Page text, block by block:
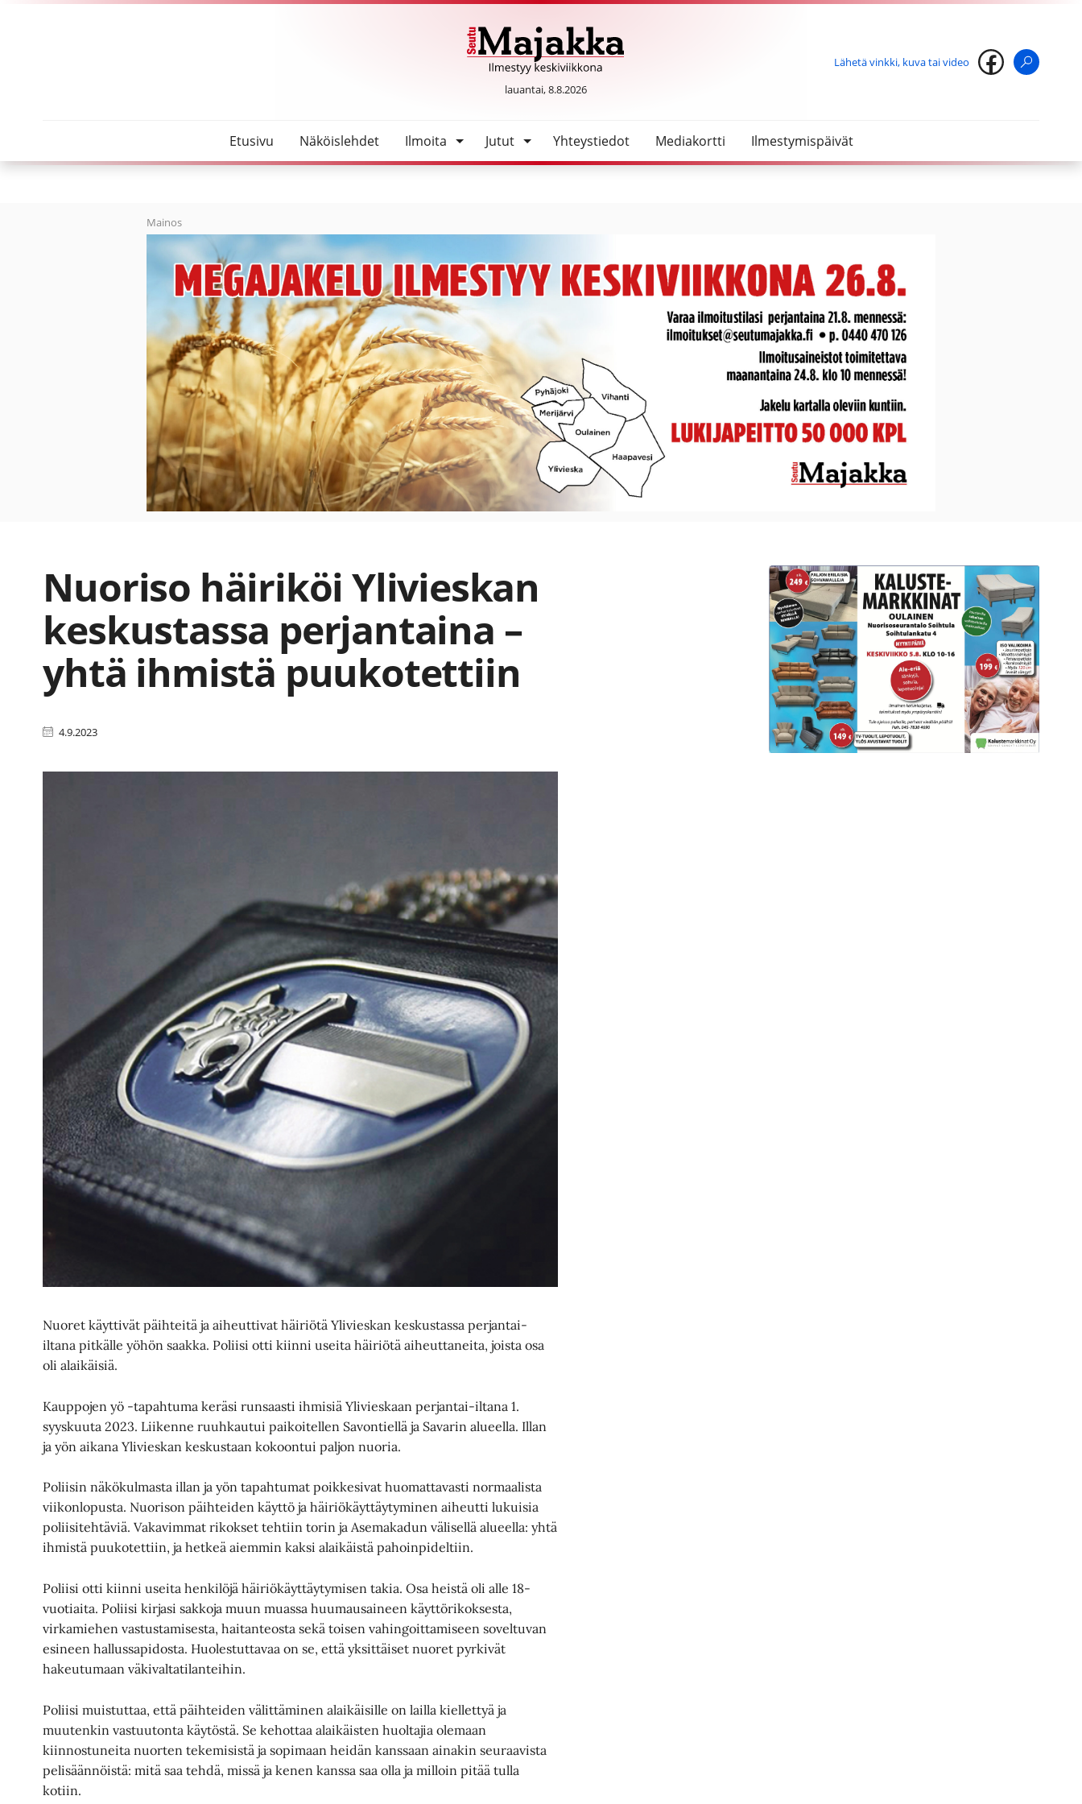
SeutuMajakka
lauantai, 8.8.2026
Lähetä vinkki, kuva tai video
Etusivu Näköislehdet Ilmoita Jutut Yhteystiedot Mediakortti Ilmestymispäivät
Mainos
Nuoriso häiriköi Ylivieskan
keskustassa perjantaina –
yhtä ihmistä puukotettiin
4.9.2023
Nuoret käyttivät päihteitä ja aiheuttivat häiriötä Ylivieskan keskustassa perjantai-
iltana pitkälle yöhön saakka. Poliisi otti kiinni useita häiriötä aiheuttaneita, joista osa
oli alaikäisiä.
Kauppojen yö -tapahtuma keräsi runsaasti ihmisiä Ylivieskaan perjantai-iltana 1.
syyskuuta 2023. Liikenne ruuhkautui paikoitellen Savontiellä ja Savarin alueella. Illan
ja yön aikana Ylivieskan keskustaan kokoontui paljon nuoria.
Poliisin näkökulmasta illan ja yön tapahtumat poikkesivat huomattavasti normaalista
viikonlopusta. Nuorison päihteiden käyttö ja häiriökäyttäytyminen aiheutti lukuisia
poliisitehtäviä. Vakavimmat rikokset tehtiin torin ja Asemakadun välisellä alueella: yhtä
ihmistä puukotettiin, ja hetkeä aiemmin kaksi alaikäistä pahoinpideltiin.
Poliisi otti kiinni useita henkilöjä häiriökäyttäytymisen takia. Osa heistä oli alle 18-
vuotiaita. Poliisi kirjasi sakkoja muun muassa huumausaineen käyttörikoksesta,
virkamiehen vastustamisesta, haitanteosta sekä toisen vahingoittamiseen soveltuvan
esineen hallussapidosta. Huolestuttavaa on se, että yksittäiset nuoret pyrkivät
hakeutumaan väkivaltatilanteihin.
Poliisi muistuttaa, että päihteiden välittäminen alaikäisille on lailla kiellettyä ja
muutenkin vastuutonta käytöstä. Se kehottaa alaikäisten huoltajia olemaan
kiinnostuneita nuorten tekemisistä ja sopimaan heidän kanssaan ainakin seuraavista
pelisäännöistä: mitä saa tehdä, missä ja kenen kanssa saa olla ja milloin pitää tulla
kotiin.